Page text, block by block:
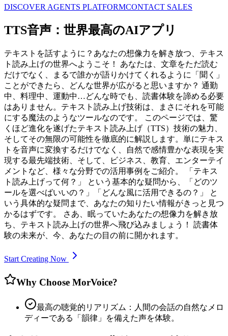
DISCOVER AGENTS PLATFORMCONTACT SALES
TTS音声：世界最高のAIアプリ
テキストを話すように？あなたの想像力を解き放つ、テキス
ト読み上げの世界へようこそ！ あなたは、文章をただ読む
だけでなく、まるで誰かが語りかけてくれるように「聞く」
ことができたら、どんな世界が広がると思いますか？ 通勤
中、料理中、運動中…どんな時でも、読書体験を諦める必要
はありません。テキスト読み上げ技術は、まさにそれを可能
にする魔法のようなツールなのです。 このページでは、驚
くほど進化を遂げたテキスト読み上げ（TTS）技術の魅力、
そしてその無限の可能性を徹底的に解説します。単にテキス
トを音声に変換するだけでなく、自然で感情豊かな表現を実
現する最先端技術、そして、ビジネス、教育、エンターテイ
メントなど、様々な分野での活用事例をご紹介。 「テキス
ト読み上げって何？」 という基本的な疑問から、「どのツ
ールを選べばいいの？」「どんな風に活用できるの？」 と
いう具体的な疑問まで、あなたの知りたい情報がきっと見つ
かるはずです。 さあ、眠っていたあなたの想像力を解き放
ち、テキスト読み上げの世界へ飛び込みましょう！ 読書体
験の未来が、今、あなたの目の前に開かれます。
Start Creating Now
Why Choose MorVoice?
最高の聴覚的リアリズム：人間の会話の自然なメロ
ディーである「韻律」を備えた声を体験。